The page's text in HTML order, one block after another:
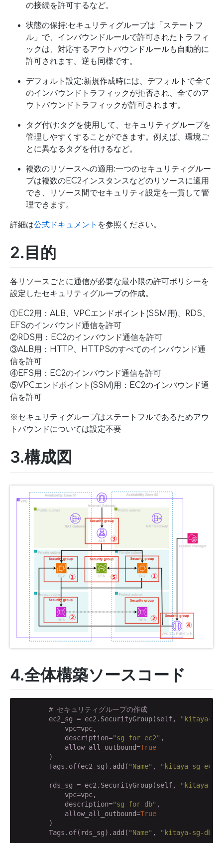
の接続を許可するなど。
状態の保持:セキュリティグループは「ステートフ
ル」で、インバウンドルールで許可されたトラフィ
ックは、対応するアウトバウンドルールも自動的に
許可されます。逆も同様です。
デフォルト設定:新規作成時には、デフォルトで全て
のインバウンドトラフィックが拒否され、全てのア
ウトバウンドトラフィックが許可されます。
タグ付け:タグを使用して、セキュリティグループを
管理しやすくすることができます。例えば、環境ご
とに異なるタグを付けるなど。
複数のリソースへの適用:一つのセキュリティグルー
プは複数のEC2インスタンスなどのリソースに適用
でき、リソース間でセキュリティ設定を一貫して管
理できます。
詳細は公式ドキュメント を参照ください。
2.目的
各リソースごとに通信が必要な最小限の許可ポリシーを
設定したセキュリティグループの作成。
①EC2用：ALB、VPCエンドポイント(SSM用)、RDS、
EFSのインバウンド通信を許可
②RDS用：EC2のインバウンド通信を許可
③ALB用：HTTP、HTTPSのすべてのインバウンド通
信を許可
④EFS用：EC2のインバウンド通信を許可
⑤VPCエンドポイント(SSM)用：EC2のインバウンド通
信を許可
※セキュリティグループはステートフルであるためアウ
トバウンドについては設定不要
3.構成図
4.全体構築ソースコード
# セキュリティグループの作成
        ec2_sg = ec2.SecurityGroup(self,
"kitaya-
            vpc=vpc,
            description=
"sg for ec2" ,
            allow_all_outbound=
True
        )
        Tags.of(ec2_sg).add(
"Name" , "kitaya-sg-ec2"
        rds_sg = ec2.SecurityGroup(self,
"kitaya-
            vpc=vpc,
            description=
"sg for db" ,
            allow_all_outbound=
True
        )
        Tags.of(rds_sg).add(
"Name" , "kitaya-sg-db"